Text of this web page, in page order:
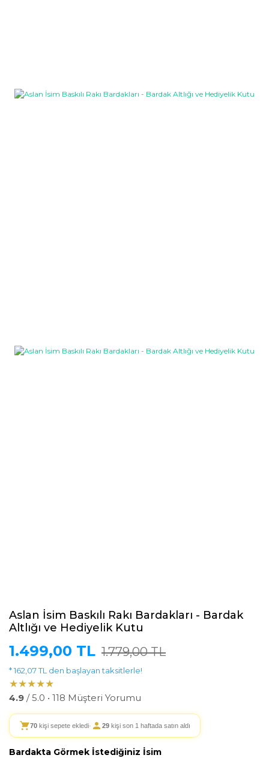
Aslan İsim Baskılı Rakı Bardakları - Bardak
Altlığı ve Hediyelik Kutu
1.499,00 TL 1.779,00 TL
* 162,07 TL den başlayan taksitlerle!
★★★★★
4.9 / 5.0 • 118 Müşteri Yorumu
70 kişi sepete ekledi· 29 kişi son 1 haftada satın aldı
Bardakta Görmek İstediğiniz İsim